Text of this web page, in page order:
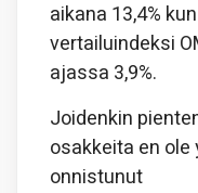
aikana 13,4%
vertailuindeksi
ajassa 3,9%.
Joidenkin
osakkeita en
onnistunut